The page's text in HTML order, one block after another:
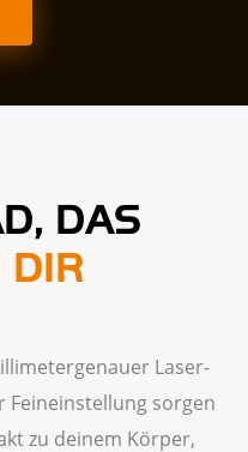
DAS
DIR
Laser-
sorgen
zu deinem Körper,